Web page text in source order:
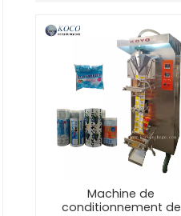
Machine de
conditionnement de